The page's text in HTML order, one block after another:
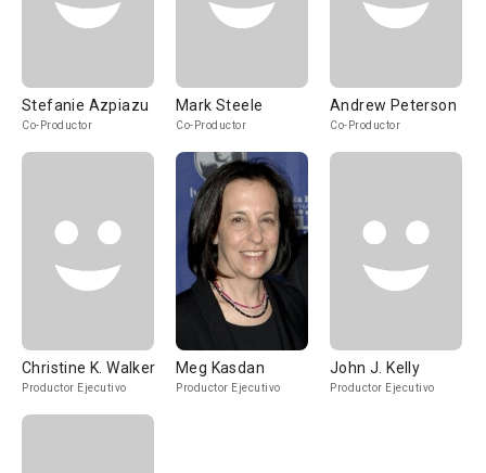
Stefanie Azpiazu
Co-Productor
Mark Steele
Co-Productor
Andrew Peterson
Co-Productor
Christine K. Walker
Productor Ejecutivo
Meg Kasdan
Productor Ejecutivo
John J. Kelly
Productor Ejecutivo